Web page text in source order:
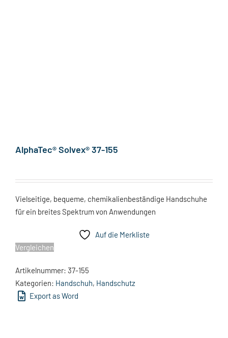
AlphaTec® Solvex® 37-155
Vielseitige, bequeme, chemikalienbeständige Handschuhe
für ein breites Spektrum von Anwendungen
Auf die Merkliste
Vergleichen
Artikelnummer: 37-155
Kategorien: Handschuh, Handschutz
Export as Word